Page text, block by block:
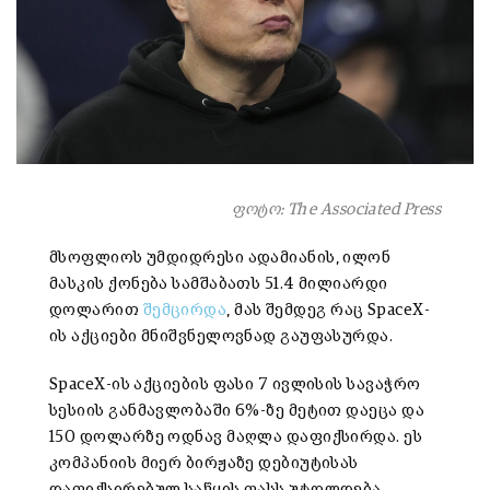
ფოტო: The Associated Press
მსოფლიოს უმდიდრესი ადამიანის, ილონ
მასკის ქონება სამშაბათს 51.4 მილიარდი
დოლარით შემცირდა, მას შემდეგ რაც SpaceX-
ის აქციები მნიშვნელოვნად გაუფასურდა.
SpaceX-ის აქციების ფასი 7 ივლისის სავაჭრო
სესიის განმავლობაში 6%-ზე მეტით დაეცა და
150 დოლარზე ოდნავ მაღლა დაფიქსირდა. ეს
კომპანიის მიერ ბირჟაზე დებიუტისას